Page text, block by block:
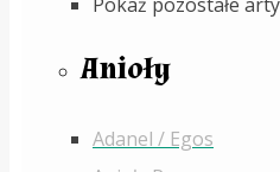
Pokaż pozostałe
Anioły
Adanel / Egos